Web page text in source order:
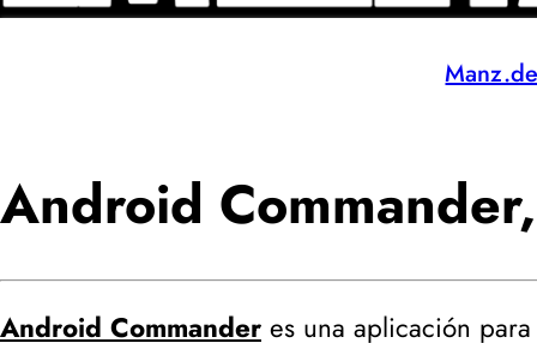
Android
Android Commander es una aplicación